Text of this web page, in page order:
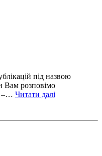
під назвою
Вам розповімо
–… Читати далі